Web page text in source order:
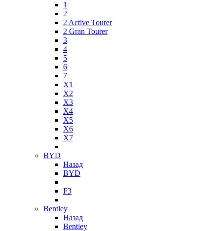
1
2
2 Active Tourer
2 Gran Tourer
3
4
5
6
7
X1
X2
X3
X4
X5
X6
X7
BYD
Назад
BYD
F3
Bentley
Назад
Bentley